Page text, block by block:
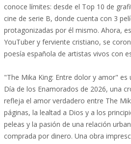
conoce límites: desde el Top 10 de
cine de serie B, donde cuenta con 3
protagonizadas por él mismo. Ahora,
YouTuber y ferviente cristiano, se
poesía española de artistas vivos con
"The Mika King: Entre dolor y amor" es
Día de los Enamorados de 2026, una
refleja el amor verdadero entre The
páginas, la lealtad a Dios y a los
peleas y la pasión de una relación
comprada por dinero. Una obra